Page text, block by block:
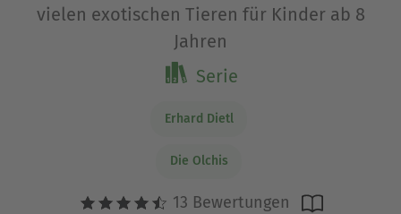
vielen exotischen Tieren für Kinder ab 8
Jahren
Serie
Erhard Dietl
Die Olchis
13 Bewertungen